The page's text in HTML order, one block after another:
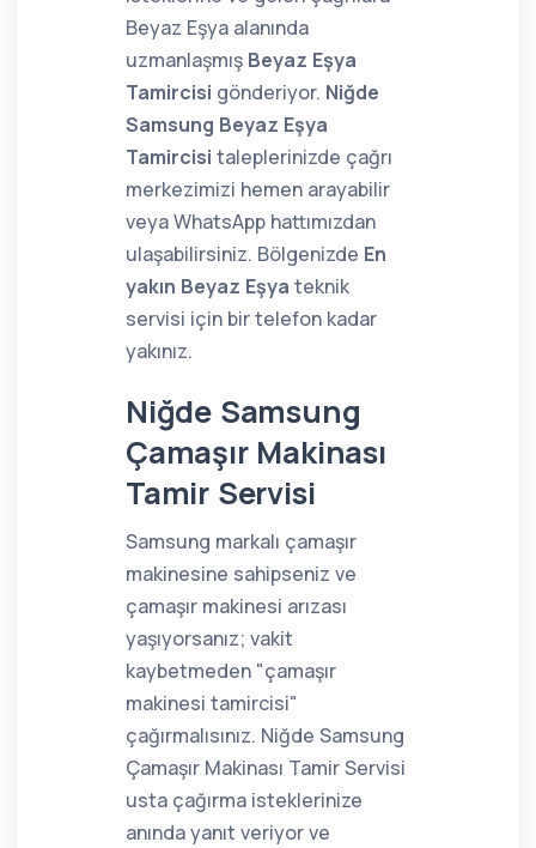
Beyaz Eşya alanında
uzmanlaşmış Beyaz Eşya
Tamircisi gönderiyor. Niğde
Samsung Beyaz Eşya
Tamircisi taleplerinizde çağrı
merkezimizi hemen arayabilir
veya WhatsApp hattımızdan
ulaşabilirsiniz. Bölgenizde En
yakın Beyaz Eşya teknik
servisi için bir telefon kadar
yakınız.
Niğde Samsung
Çamaşır Makinası
Tamir Servisi
Samsung markalı çamaşır
makinesine sahipseniz ve
çamaşır makinesi arızası
yaşıyorsanız; vakit
kaybetmeden "çamaşır
makinesi tamircisi"
çağırmalısınız. Niğde Samsung
Çamaşır Makinası Tamir Servisi
usta çağırma isteklerinize
anında yanıt veriyor ve